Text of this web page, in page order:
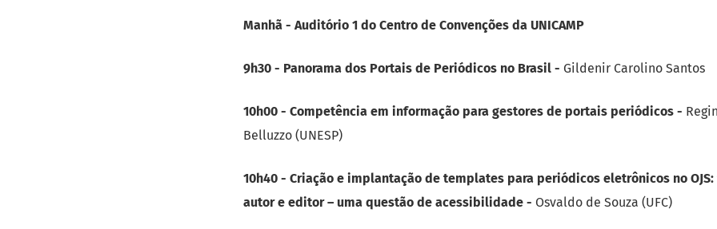
Manhã - Auditório 1 do Centro de Convenções da UNICAMP
9h30 - Panorama dos Portais de Periódicos no Brasil - Gildenir Carolino Santos
10h00 - Competência em informação para gestores de portais periódicos -
Belluzzo (UNESP)
10h40 - Criação e implantação de templates para periódicos eletrônicos no
autor e editor – uma questão de acessibilidade - Osvaldo de Souza (UFC)